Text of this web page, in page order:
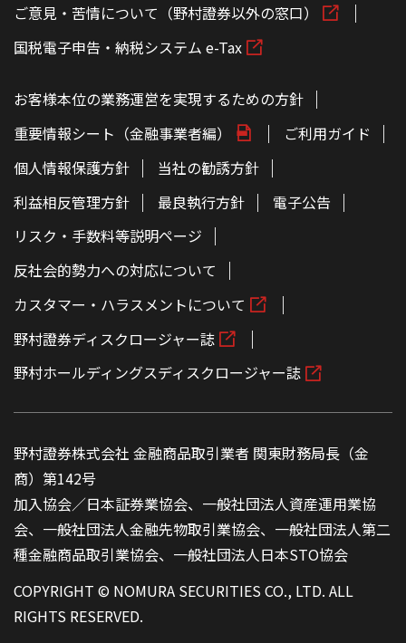
ご意見・苦情について（野村證券以外の窓口）
国税電子申告・納税システム e-Tax
お客様本位の業務運営を実現するための方針
重要情報シート（金融事業者編）
ご利用ガイド
個人情報保護方針
当社の勧誘方針
利益相反管理方針
最良執行方針
電子公告
リスク・手数料等説明ページ
反社会的勢力への対応について
カスタマー・ハラスメントについて
野村證券ディスクロージャー誌
野村ホールディングスディスクロージャー誌
野村證券株式会社 金融商品取引業者 関東財務局長（金
商）第142号
加入協会／日本証券業協会、一般社団法人資産運用業協
会、一般社団法人金融先物取引業協会、一般社団法人第二
種金融商品取引業協会、一般社団法人日本STO協会
COPYRIGHT © NOMURA SECURITIES CO., LTD. ALL
RIGHTS RESERVED.